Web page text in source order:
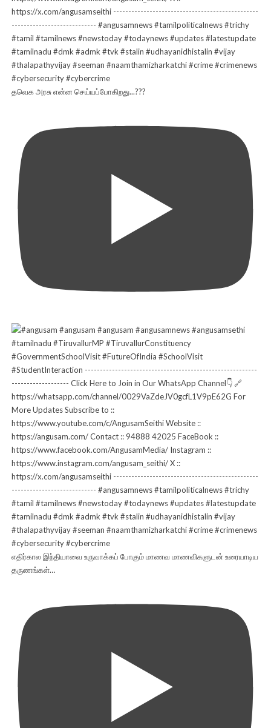
தவெக அரசு என்ன செய்யப்போகிறது...???
எதிர்கால இந்தியாவை உருவாக்கப் போகும் மாணவ மாணவிகளுடன் உரையாடிய
தருணங்கள்…